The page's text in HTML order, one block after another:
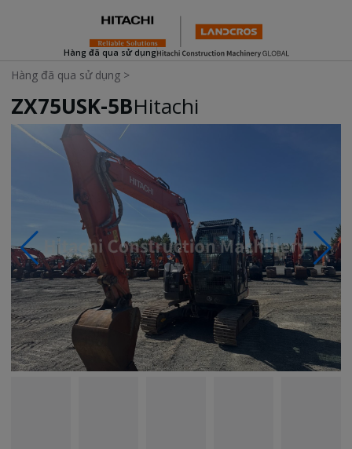
Hàng đã qua sử dụng
Hàng đã qua sử dụng >
ZX75USK-5BHitachi
Photos & Videos